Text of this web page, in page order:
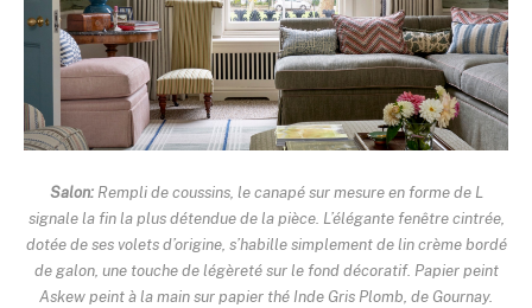
Salon:Rempli de coussins, le canapé sur mesure en forme de L
signale la fin la plus détendue de la pièce. L’élégante fenêtre cintrée,
dotée de ses volets d’origine, s’habille simplement de lin crème bordé
de galon, une touche de légèreté sur le fond décoratif. Papier peint
Askew peint à la main sur papier thé Inde Gris Plomb, de Gournay.